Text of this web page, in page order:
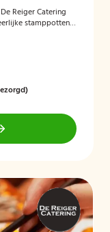
Reiger Catering
stamppotten